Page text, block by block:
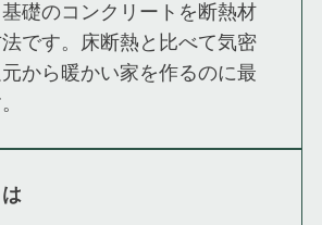
礎のコンクリートを断熱材
です。床断熱と比べて気密
から暖かい家を作るのに最